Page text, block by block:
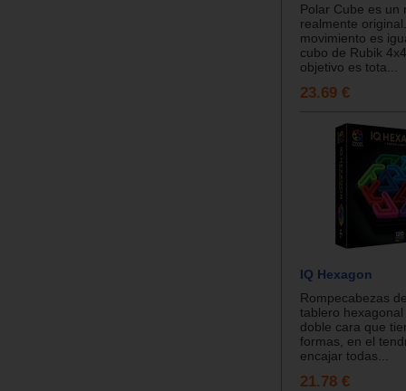
Polar Cube es un
realmente
movimiento es
cubo de Rubik
objetivo es tota...
23.69 €
IQ Hexagon
Rompecabezas
tablero
doble cara que
formas, en el
encajar todas...
21.78 €